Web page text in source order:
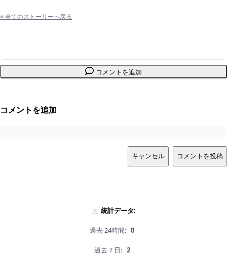
«全てのストーリーへ戻る
コメントを追加
コメントを追加
キャンセル コメントを投稿
統計データ:
過去 24時間: 0
過去 7 日: 2